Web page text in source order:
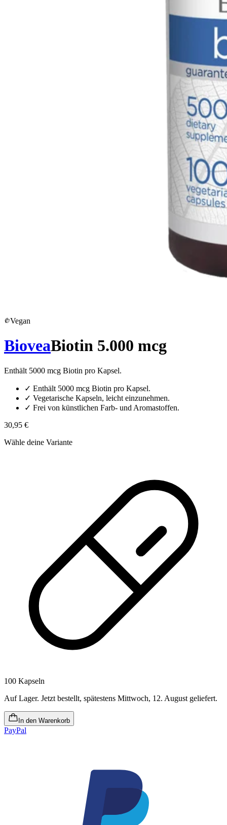
Vegan
BioveaBiotin 5.000 mcg
Enthält 5000 mcg Biotin pro Kapsel.
✓ Enthält 5000 mcg Biotin pro Kapsel.
✓ Vegetarische Kapseln, leicht einzunehmen.
✓ Frei von künstlichen Farb- und Aromastoffen.
30,95 €
Wähle deine Variante
100 Kapseln
Auf Lager. Jetzt bestellt, spätestens Mittwoch, 12. August geliefert.
In den Warenkorb
PayPal